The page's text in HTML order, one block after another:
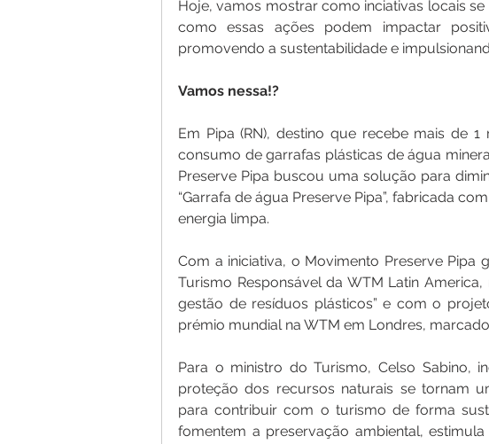
Hoje, vamos mostrar como inciativas locais
como essas ações podem impactar
promovendo a sustentabilidade e
Vamos nessa!?
Em Pipa (RN), destino que recebe mais de
consumo de garrafas plásticas de água
Preserve Pipa buscou uma solução para
“Garrafa de água Preserve Pipa”, fabricada
energia limpa.
Com a iniciativa, o Movimento Preserve Pipa
Turismo Responsável da WTM Latin
gestão de resíduos plásticos” e com o
prémio mundial na WTM em Londres,
Para o ministro do Turismo, Celso Sabino,
proteção dos recursos naturais se tornam
para contribuir com o turismo de forma
fomentem a preservação ambiental,